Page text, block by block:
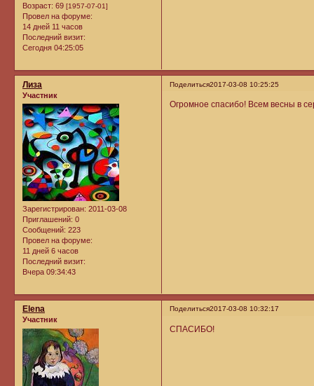
Возраст: 69 [1957-07-01]
Провел на форуме:
14 дней 11 часов
Последний визит:
Сегодня 04:25:05
Поделиться2017-03-08 10:25:25
Лиза
Участник
Зарегистрирован: 2011-03-08
Приглашений: 0
Сообщений: 223
Провел на форуме:
11 дней 6 часов
Последний визит:
Вчера 09:34:43
Огромное спасибо! Всем весны в
Поделиться2017-03-08 10:32:17
Elena
Участник
СПАСИБО!